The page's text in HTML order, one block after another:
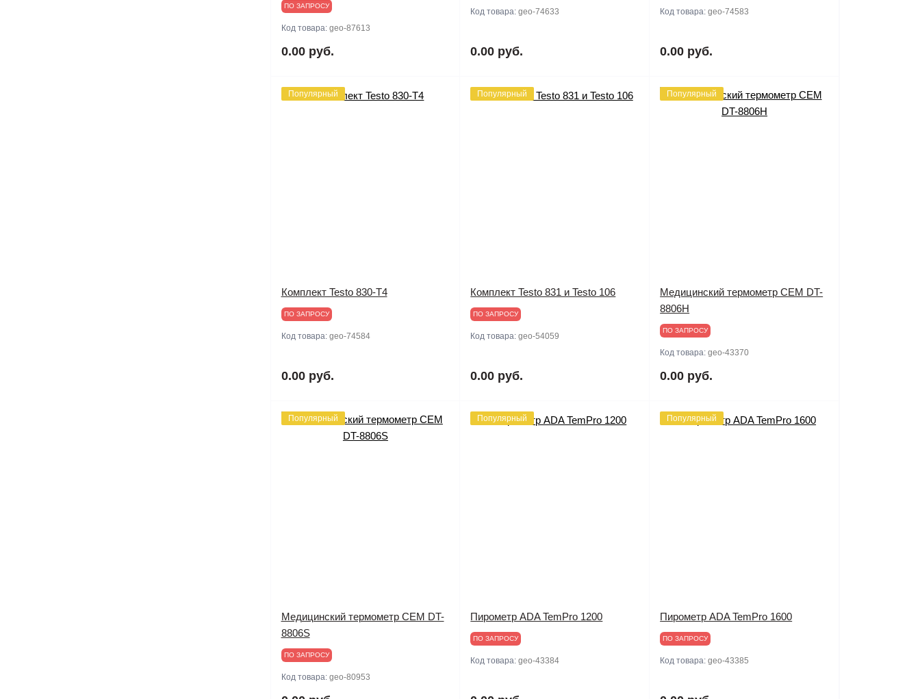
ПО ЗАПРОСУ
Код товара: geo-87613
0.00 руб.
Код товара:geo-74633
0.00 руб.
Код товара:geo-74583
0.00 руб.
Популярный
Комплект Testo 830-T4
ПО ЗАПРОСУ
Код товара: geo-74584
0.00 руб.
Популярный
Комплект Testo 831 и Testo 106
ПО ЗАПРОСУ
Код товара:geo-54059
0.00 руб.
Популярный
Медицинский термометр CEM DT-
8806H
ПО ЗАПРОСУ
Код товара:geo-43370
0.00 руб.
Популярный
Медицинский термометр CEM DT-
8806S
ПО ЗАПРОСУ
Код товара: geo-80953
Популярный
Пирометр ADA TemPro 1200
ПО ЗАПРОСУ
Код товара:geo-43384
Популярный
Пирометр ADA TemPro 1600
ПО ЗАПРОСУ
Код товара:geo-43385